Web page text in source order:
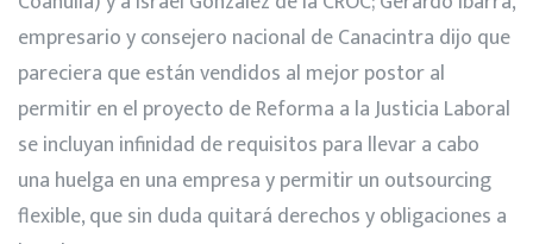
empresario y consejero nacional de Canacintra dijo que
pareciera que están vendidos al mejor postor al
permitir en el proyecto de Reforma a la Justicia Laboral
se incluyan infinidad de requisitos para llevar a cabo
una huelga en una empresa y permitir un outsourcing
flexible, que sin duda quitará derechos y obligaciones a